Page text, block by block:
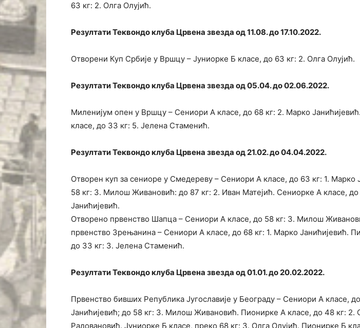
63 кг: 2. Олга Олујић.
Резултати Теквондо клуба Црвена звезда од 11.08. до 17.10.2022.
Отворени Куп Србије у Вршцу – Јуниорке Б класе, до 63 кг: 2. Олга Олујић.
Резултати Теквондо клуба Црвена звезда од 05.04. до 02.06.2022.
Миленијум опен у Вршцу – Сениори А класе, до 68 кг: 2. Марко
класе, до 33 кг: 5. Јелена Стаменић.
Резултати Теквондо клуба Црвена звезда од 21.02. до 04.04.2022.
Отворен куп за сениоре у Смедереву – Сениори А класе, до 63 кг: 1. Марко
58 кг: 3. Милош Живановић: до 87 кг: 2. Иван Матејић. Сениорке А класе,
Јанићијевић.
Отворено првенство Шапца – Сениори А класе, до 58 кг: 3. Милош
првенство Зрењанина – Сениори А класе, до 68 кг: 1. Марко Јанићијевић.
до 33 кг: 3. Јелена Стаменић.
Резултати Теквондо клуба Црвена звезда од 01.01. до 20.02.2022.
Првенство бивших Република Југославије у Београду – Сениори А класе,
Јанићијевић; до 58 кг: 3. Милош Живановић. Пионирке А класе, до 48 кг: 2.
Радовановић. Јуниорке Б класе, преко 68 кг: 3. Олга Олујић. Пионирке Б